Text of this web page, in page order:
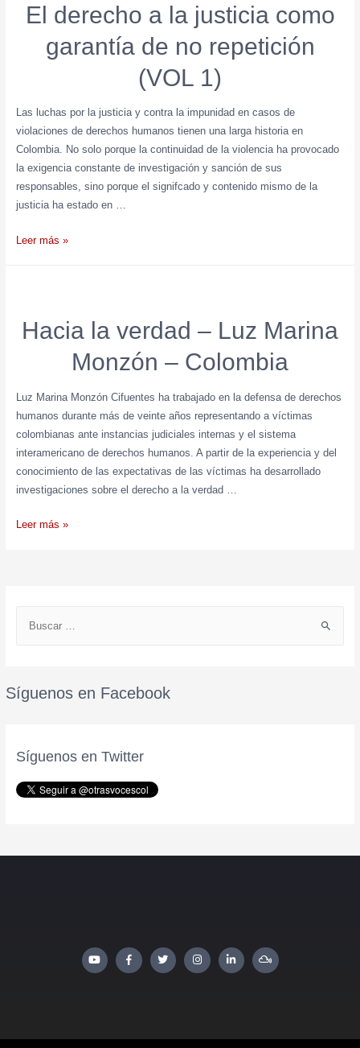
El derecho a la justicia como
garantía de no repetición
(VOL 1)
Las luchas por la justicia y contra la impunidad en casos de
violaciones de derechos humanos tienen una larga historia en
Colombia. No solo porque la continuidad de la violencia ha provocado
la exigencia constante de investigación y sanción de sus
responsables, sino porque el signifcado y contenido mismo de la
justicia ha estado en …
Leer más »
Hacia la verdad – Luz Marina
Monzón – Colombia
Luz Marina Monzón Cifuentes ha trabajado en la defensa de derechos
humanos durante más de veinte años representando a víctimas
colombianas ante instancias judiciales internas y el sistema
interamericano de derechos humanos. A partir de la experiencia y del
conocimiento de las expectativas de las víctimas ha desarrollado
investigaciones sobre el derecho a la verdad …
Leer más »
Síguenos en Facebook
Síguenos en Twitter